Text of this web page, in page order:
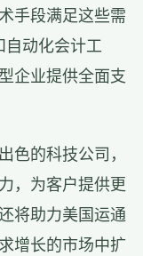
手段满足这些需
动化会计工
企业提供全面支
色的科技公司，
，为客户提供更
将助力美国运通
增长的市场中扩